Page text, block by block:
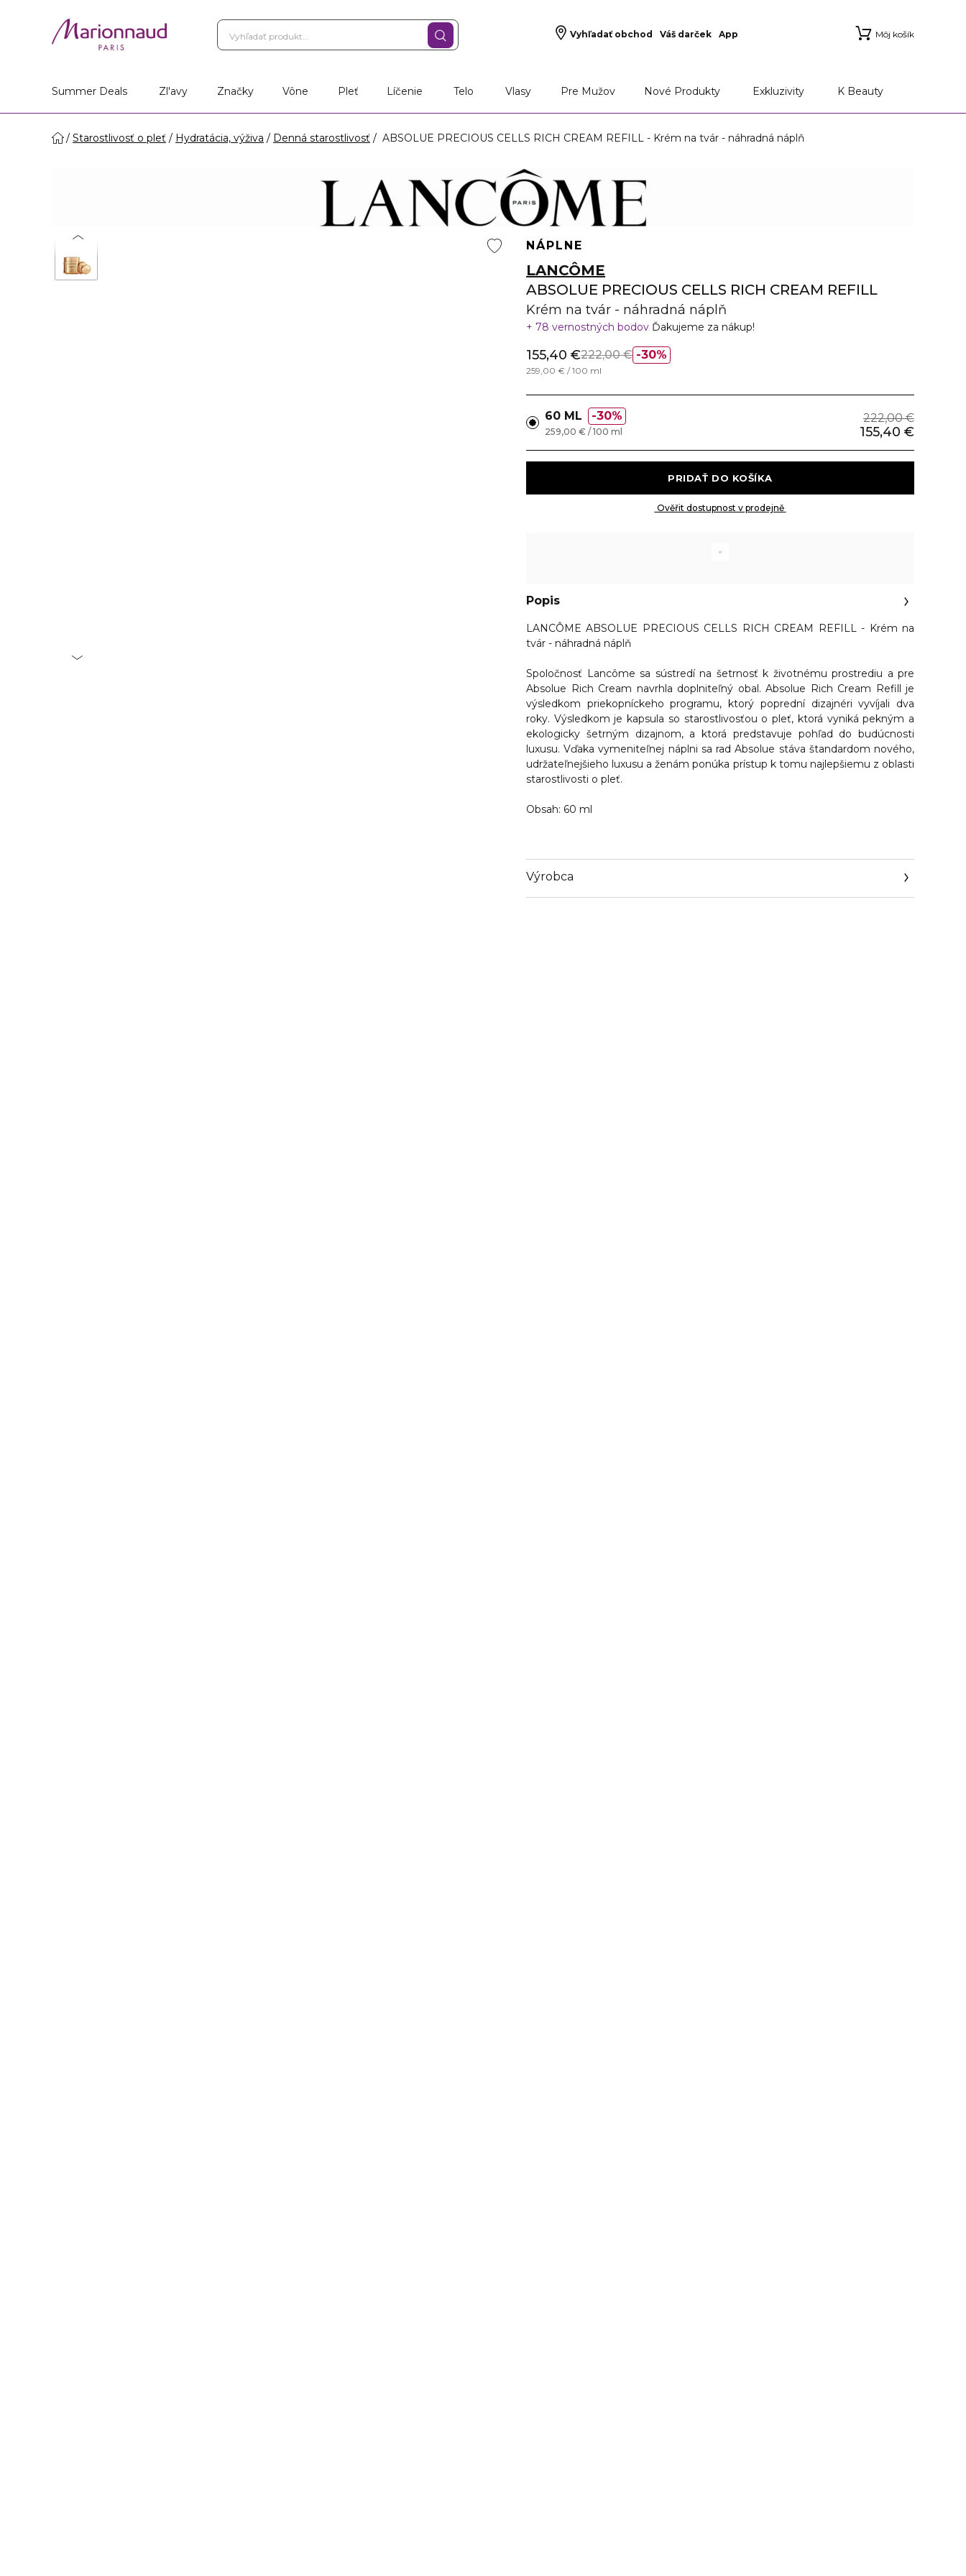
Vyhľadať obchod Váš darček App Môj košík
Summer Deals
Zl'avy Značky Vône Pleť Líčenie Telo Vlasy Pre Mužov Nové Produkty Exkluzivity K Beauty
Starostlivosť o pleť Hydratácia, výživa Denná starostlivosť ABSOLUE PRECIOUS CELLS RICH CREAM REFILL - Krém na tvár - náhradná náplň
NÁPLNE
LANCÔME
ABSOLUE PRECIOUS CELLS RICH CREAM REFILL
Krém na tvár - náhradná náplň
78 vernostných bodov Ďakujeme za nákup!
30%
155,40 €222,00 €
259,00 € / 100 ml
60 ML 30% 222,00 €
155,40 €
259,00 € / 100 ml
Ověřit dostupnost v prodejně
Popis
LANCÔME ABSOLUE PRECIOUS CELLS RICH CREAM REFILL - Krém na
tvár - náhradná náplň
Spoločnosť Lancôme sa sústredí na šetrnosť k životnému prostrediu a pre
Absolue Rich Cream navrhla doplniteľný obal. Absolue Rich Cream Refill je
výsledkom priekopníckeho programu, ktorý poprední dizajnéri vyvíjali dva
roky. Výsledkom je kapsula so starostlivosťou o pleť, ktorá vyniká pekným a
ekologicky šetrným dizajnom, a ktorá predstavuje pohľad do budúcnosti
luxusu. Vďaka vymeniteľnej náplni sa rad Absolue stáva štandardom nového,
udržateľnejšieho luxusu a ženám ponúka prístup k tomu najlepšiemu z oblasti
starostlivosti o pleť.
Obsah: 60 ml
Výrobca